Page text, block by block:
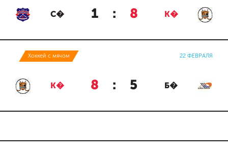
С� 1 : 8 К�
Хоккей с мячом 22 ФЕВРАЛЯ
К� 8 : 5 Б�